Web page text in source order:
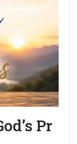
a
t
o
Pr